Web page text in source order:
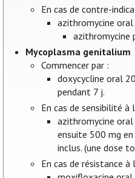
En cas de contre-
azithromycine oral
azithromycine
Mycoplasma genitalium
Commencer par :
doxycycline oral
pendant 7 j.
En cas de sensibilité à
azithromycine
ensuite 500 mg
inclus. (une dose
En cas de résistance à